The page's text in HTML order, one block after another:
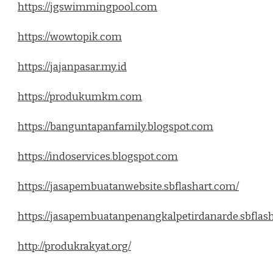
https://jgswimmingpool.com
https://wowtopik.com
https://jajanpasar.my.id
https://produkumkm.com
https://banguntapanfamily.blogspot.com
https://indoservices.blogspot.com
https://jasapembuatanwebsite.sbflashart.com/
https://
http://produkrakyat.org/